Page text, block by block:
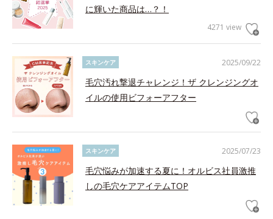
に輝いた商品は…？！
4271 view
2025/09/22
スキンケア
毛穴汚れ撃退チャレンジ！ザ クレンジングオ
イルの使用ビフォーアフター
2025/07/23
スキンケア
毛穴悩みが加速する夏に！オルビス社員激推
しの毛穴ケアアイテムTOP